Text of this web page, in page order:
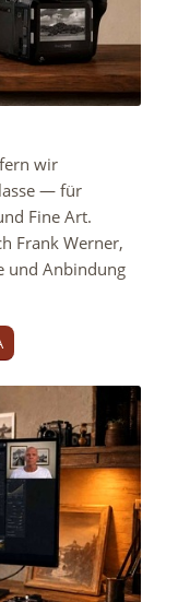
wir
— für
Fine Art.
Frank Werner,
und Anbindung